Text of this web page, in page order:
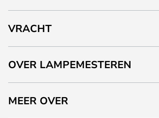
VRACHT
OVER LAMPEMESTEREN
MEER OVER